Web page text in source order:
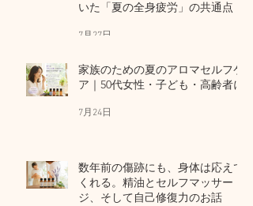
いた「夏の全身疲労」の共通点
7月27日
家族のための夏のアロマセルフケ
ア｜50代女性・子ども・高齢者に
7月24日
数年前の傷跡にも、身体は応えて
くれる。精油とセルフマッサー
ジ、そして自己修復力のお話